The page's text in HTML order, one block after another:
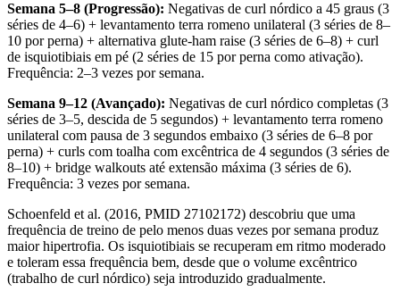
Semana 5–8 (Progressão): Negativas de curl nórdico a 45 graus (3
séries de 4–6) + levantamento terra romeno unilateral (3 séries de 8–
10 por perna) + alternativa glute-ham raise (3 séries de 6–8) + curl
de isquiotibiais em pé (2 séries de 15 por perna como ativação).
Frequência: 2–3 vezes por semana.
Semana 9–12 (Avançado): Negativas de curl nórdico completas (3
séries de 3–5, descida de 5 segundos) + levantamento terra romeno
unilateral com pausa de 3 segundos embaixo (3 séries de 6–8 por
perna) + curls com toalha com excêntrica de 4 segundos (3 séries de
8–10) + bridge walkouts até extensão máxima (3 séries de 6).
Frequência: 3 vezes por semana.
Schoenfeld et al. (2016, PMID 27102172) descobriu que uma
frequência de treino de pelo menos duas vezes por semana produz
maior hipertrofia. Os isquiotibiais se recuperam em ritmo moderado
e toleram essa frequência bem, desde que o volume excêntrico
(trabalho de curl nórdico) seja introduzido gradualmente.